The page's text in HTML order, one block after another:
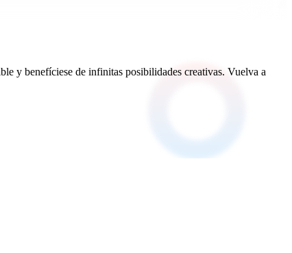
y benefíciese de infinitas posibilidades creativas. Vuelva a